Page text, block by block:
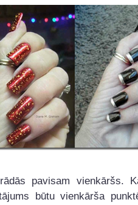
pavisam vienkāršs.
būtu vienkārša